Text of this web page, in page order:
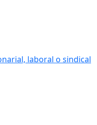
laboral o sindical